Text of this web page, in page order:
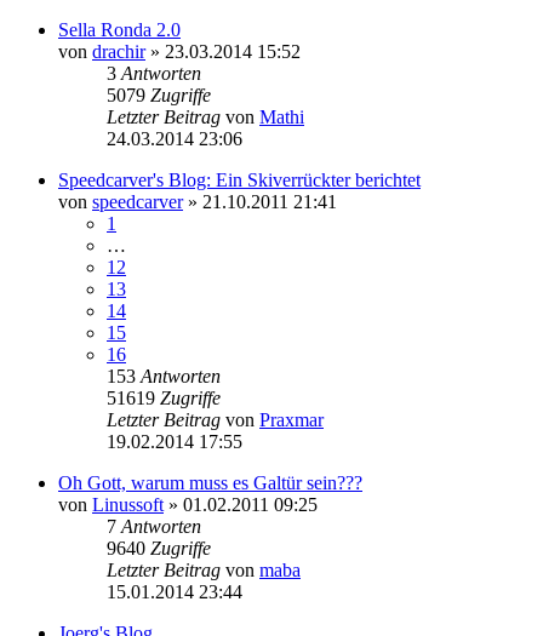
Sella Ronda 2.0
von drachir» 23.03.2014 15:52
3 Antworten
5079 Zugriffe
Letzter Beitrag von Mathi
24.03.2014 23:06
Speedcarver's Blog: Ein Skiverrückter berichtet
von speedcarver» 21.10.2011 21:41
1
…
12
13
14
15
16
153 Antworten
51619 Zugriffe
Letzter Beitrag von Praxmar
19.02.2014 17:55
Oh Gott, warum muss es Galtür sein???
von Linussoft » 01.02.2011 09:25
7 Antworten
9640 Zugriffe
Letzter Beitrag von maba
15.01.2014 23:44